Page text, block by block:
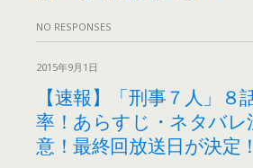
NO RESPONSES
2015年9月1日
【速報】「刑事７人」８
率！あらすじ・ネタバレ
意！最終回放送日が決定